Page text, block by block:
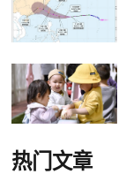
热门文章